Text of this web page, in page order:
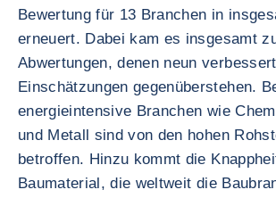
Bewertung für 13 Branchen in
erneuert. Dabei kam es insgesamt
Abwertungen, denen neun
Einschätzungen gegenüberstehen.
energieintensive Branchen wie
und Metall sind von den hohen
betroffen. Hinzu kommt die
Baumaterial, die weltweit die